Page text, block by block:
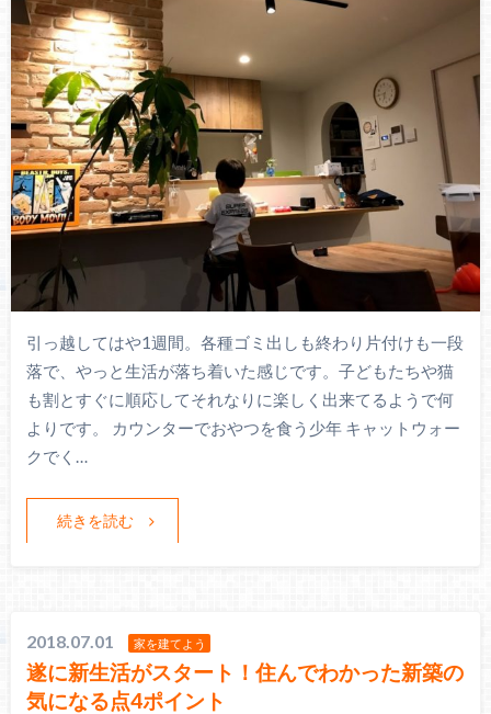
引っ越してはや1週間。各種ゴミ出しも終わり片付けも一段
落で、やっと生活が落ち着いた感じです。子どもたちや猫
も割とすぐに順応してそれなりに楽しく出来てるようで何
よりです。 カウンターでおやつを食う少年 キャットウォー
クでく…
続きを読む
2018.07.01 家を建てよう
遂に新生活がスタート！住んでわかった新築の
気になる点4ポイント